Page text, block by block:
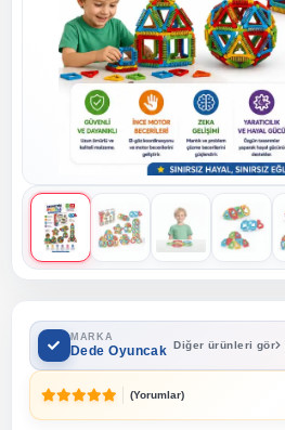
MARKA
Dede Oyuncak Diğer ürünleri gör
(Yorumlar)